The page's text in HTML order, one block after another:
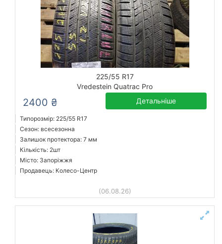
225/55 R17
Vredestein Quatrac Pro
2400 ₴ Детальніше
Типорозмір: 225/55 R17
Сезон: всесезонна
Залишок протектора: 7 мм
Кількість: 2шт
Місто: Запоріжжя
Продавець: Колесо-Центр
(06.08.26)